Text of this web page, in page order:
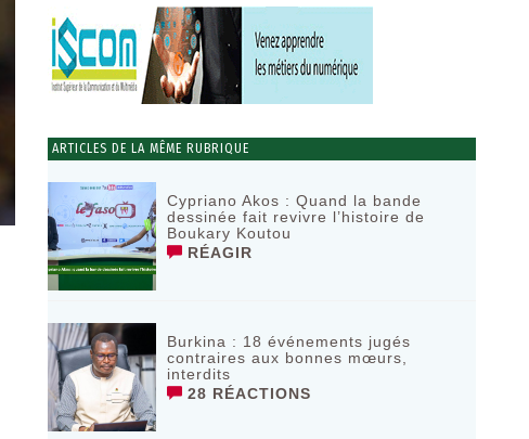
ARTICLES DE LA MÊME RUBRIQUE
Cypriano Akos : Quand la bande
dessinée fait revivre l’histoire de
Boukary Koutou
RÉAGIR
Burkina : 18 événements jugés
contraires aux bonnes mœurs,
interdits
28 RÉACTIONS